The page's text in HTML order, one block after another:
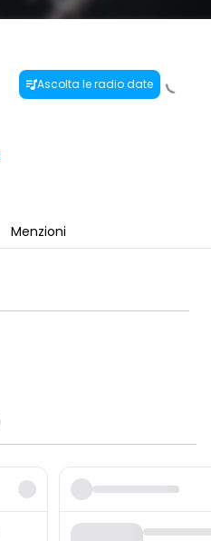
Ascolta le radio date
Menzioni